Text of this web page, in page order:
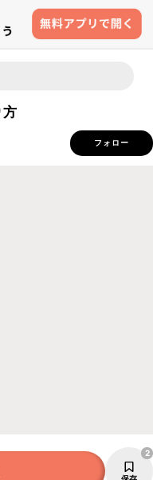
方
フォロー
2